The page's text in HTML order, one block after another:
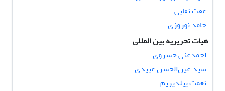
عفت نقابی
حامد نوروزی
هیات تحریریه بین المللی
احمدغنی خسروی
سید عین‌الحسن عبیدی
نعمت ییلدیریم